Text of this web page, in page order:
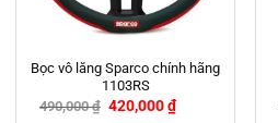
Bọc vô lăng Sparco chính hãng
1103RS
490,000₫ 420,000₫